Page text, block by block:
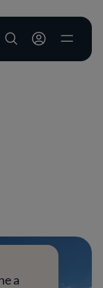
User account
a